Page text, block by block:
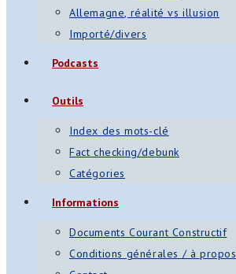
Allemagne, réalité vs illusion
Importé/divers
Podcasts
Outils
Index des mots-clé
Fact checking/debunk
Catégories
Informations
Documents Courant Constructif
Conditions générales / à propos